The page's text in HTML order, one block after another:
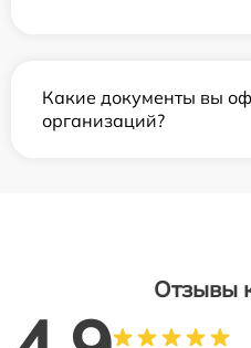
Какие документы вы
организаций?
Отзывы